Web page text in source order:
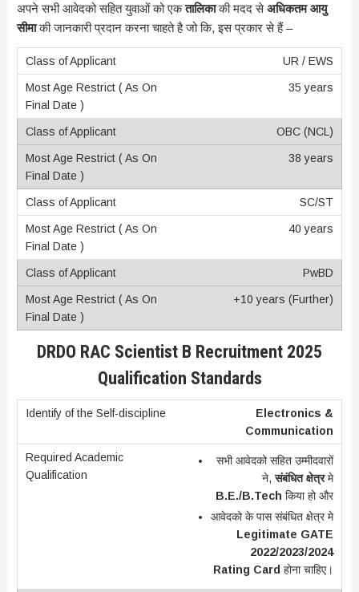
अपने सभी आवेदको सहित युवाओं को एकतालिकाकी मदद सेअधिकतम आयु
सीमाकी जानकारी प्रदान करना चाहते है जो कि, इस प्रकार से हैं –
UR / EWS
35 years
OBC (NCL)
38 years
SC/ST
40 years
PwBD
+10 years (Further)
DRDO RAC Scientist B Recruitment 2025
Qualification Standards
Electronics &
Communication
सभी आवेदको सहित उम्मीदवारों
ने,संबंधित क्षेत्रमे
B.E./B.Tech किया हो और
आवेदको के पास संबंधित क्षेत्र मे
Legitimate GATE
2022/2023/2024
Rating Card होना चाहिए।